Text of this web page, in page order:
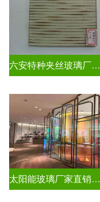
六安特种夹丝玻璃厂家电话
太阳能玻璃厂家直销批发